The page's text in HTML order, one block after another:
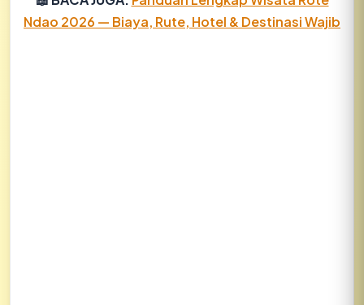
Ndao 2026 — Biaya, Rute, Hotel & Destinasi Wajib